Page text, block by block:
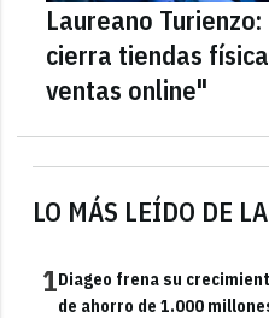
LO MÁS LEÍDO DE
1Diageo frena su
de ahorro de 1.000
Laureano
cierra tiendas
ventas online"